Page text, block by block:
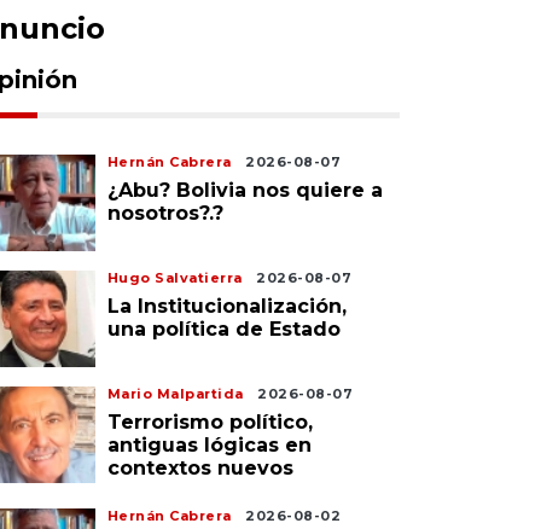
Hernán Cabrera 2026-08-07
¿Abu? Bolivia nos quiere a
nosotros?.?
Hugo Salvatierra 2026-08-07
La Institucionalización,
una política de Estado
Mario Malpartida 2026-08-07
Terrorismo político,
antiguas lógicas en
contextos nuevos
Hernán Cabrera 2026-08-02